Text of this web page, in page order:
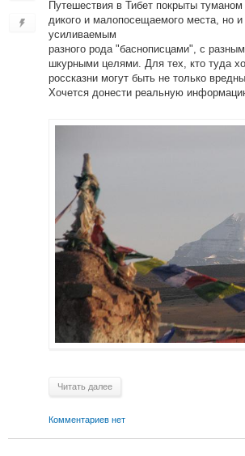
Путешествия в Тибет покрыты
дикого и малопосещаемого места, но и
усиливаемым
разного рода "баснописцами", с
шкурными целями. Для тех, кто туда
россказни могут быть не только
Хочется донести реальную
Читать далее
Комментариев нет